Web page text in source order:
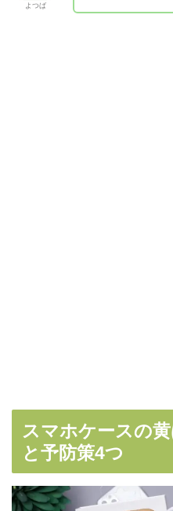
よつば
スマホケースの
と予防策4つ